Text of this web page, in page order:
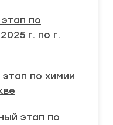
по
г. по г.
по химии
этап по